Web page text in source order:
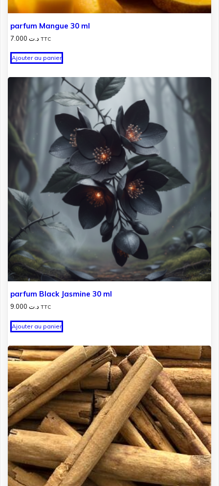
parfum Mangue 30 ml
د.ت TTC
Ajouter au panier
parfum Black Jasmine 30 ml
د.ت TTC
Ajouter au panier